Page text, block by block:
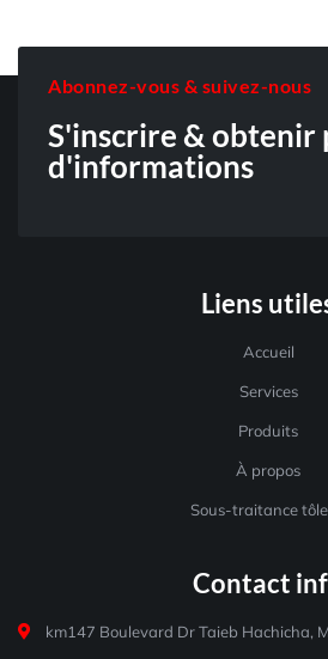
Abonnez-vous & suivez-nous
S'inscrire & obtenir
d'informations
Liens
Accueil
Services
Produits
À propos
Sous-traitance
Contact
km147 Boulevard Dr Taieb Hachicha,